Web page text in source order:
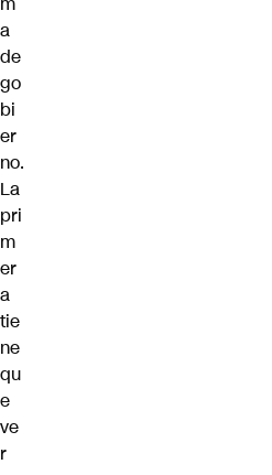
a
de
go
bi
er
no.
La
pri
m
er
a
tie
ne
qu
e
ve
r